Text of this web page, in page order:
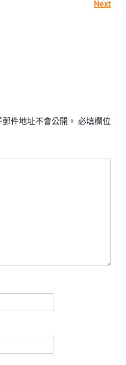
Next
件地址不會公開。 必填欄位